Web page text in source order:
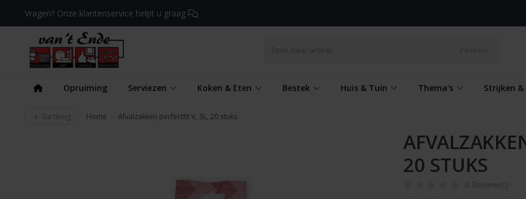
Vragen? Onze klantenservice helpt u graag
Opruiming Serviezen Koken & Eten Bestek Huis & Tuin Thema's Strijken &
Ga terug Home Afvalzakken perfectfit V, 3L, 20 stuks
20 STUKS
0 Review(s)